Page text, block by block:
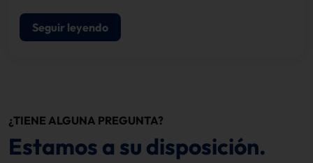
Seguir leyendo
¿TIENE ALGUNA PREGUNTA?
Estamos a su disposición.